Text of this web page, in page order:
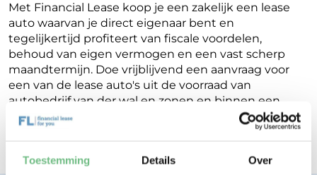
Toestemming Details Over
Met Financial Lease koop je een zakelijk een lease
auto waarvan je direct eigenaar bent en
tegelijkertijd profiteert van fiscale voordelen,
behoud van eigen vermogen en een vast scherp
maandtermijn. Doe vrijblijvend een aanvraag voor
een van de lease auto's uit de voorraad van
autobedrijf van der wal en zonen en binnen een
werkdag ontvang je terugkoppeling op de
mogelijkheden voor jouw Financial Lease.